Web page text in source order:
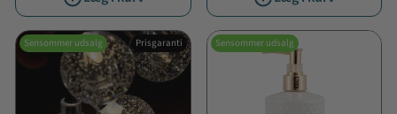
Sensommer udsalg Prisgaranti Sensommer udsalg